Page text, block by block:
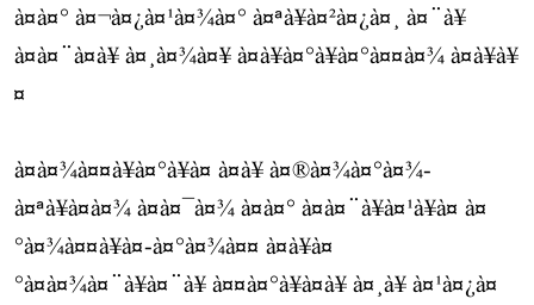
à¤à¤° à¤¬à¤¿à¤¹à¤¾à¤° à¤ªà¥à¤²à¤¿à¤¸ à¤¨à¥
à¤à¤¨à¤à¥ à¤¸à¤¾à¤¥ à¤à¥à¤°à¥à¤°à¤¤à¤¾ à¤à¥à¥
¤
à¤à¤¾à¤¤à¥à¤°à¥à¤ à¤à¥ à¤®à¤¾à¤°à¤¾-
à¤ªà¥à¤à¤¾ à¤à¤¯à¤¾ à¤à¤° à¤à¤¨à¥à¤¹à¥à¤ à¤
°à¤¾à¤¤à¥à¤-à¤°à¤¾à¤¤ à¤à¥à¤
°à¤à¤¾à¤¨à¥à¤¨à¥ à¤¤à¤°à¥à¤à¥ à¤¸à¥ à¤¹à¤¿à¤